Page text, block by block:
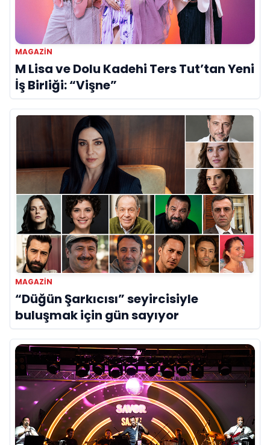
MAGAZIN
M Lisa ve Dolu Kadehi Ters Tut’tan Yeni
İş Birliği: “Vişne”
MAGAZIN
“Düğün Şarkıcısı” seyircisiyle
buluşmak için gün sayıyor